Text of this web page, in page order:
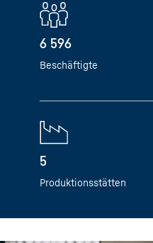
6 596
Beschäftigte
5
Produktionsstätten